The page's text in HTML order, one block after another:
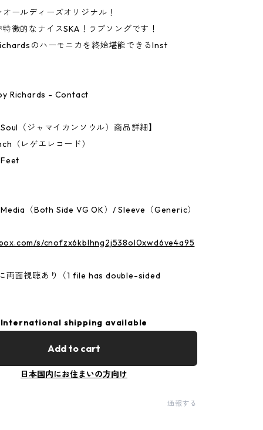
ールディーズオリジナル！
徴的なナイスSKA！ラブソングです！
のハーモニカを終始堪能できるInst
Richards - Contact
（ジャマイカンソウル）商品詳細】
（レゲエレコード）
（Both Side VG OK）/ Sleeve（Generic）
s/cnofzx6kblhng2j538ol0xwd6ve4a95
両面視聴あり（1 file has double-sided
International shipping available
Add to cart
日本国内にお住まいの方向け
通報する